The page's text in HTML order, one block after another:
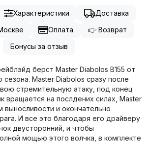
Характеристики
Доставка
Оплата
👉 Возврат
Бонусы за отзыв
берст Master Diabolos B155 от
сезона. Master Diabolos сразу после
стремительную атаку, под конец
вращается на послдених силах, Master
и окончательно
И все это благодаря его драйверу
двусторонний, и чтобы
мощью этого волчка, в комплекте